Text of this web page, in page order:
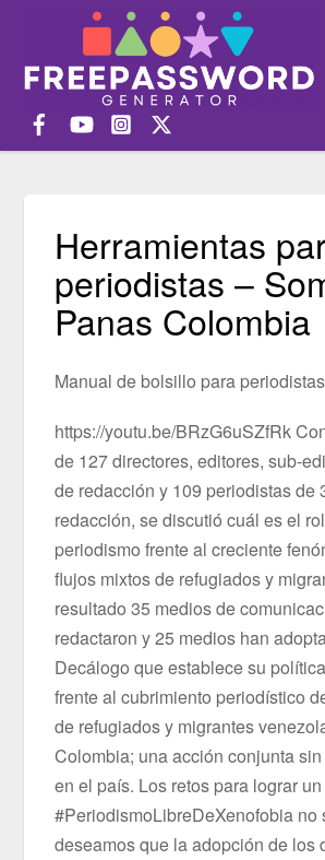
Herramientas
periodistas –
Panas Colombia
Manual de bolsillo para periodistas
https://youtu.be/BRzG6uSZfRk
de 127 directores, editores, sub-
de redacción y 109 periodistas de
redacción, se discutió cuál es el
periodismo frente al creciente
flujos mixtos de refugiados y
resultado 35 medios de
redactaron y 25 medios han
Decálogo que establece su
frente al cubrimiento periodístico
de refugiados y migrantes
Colombia; una acción conjunta
en el país. Los retos para lograr un
#PeriodismoLibreDeXenofobia no
deseamos que la adopción de los